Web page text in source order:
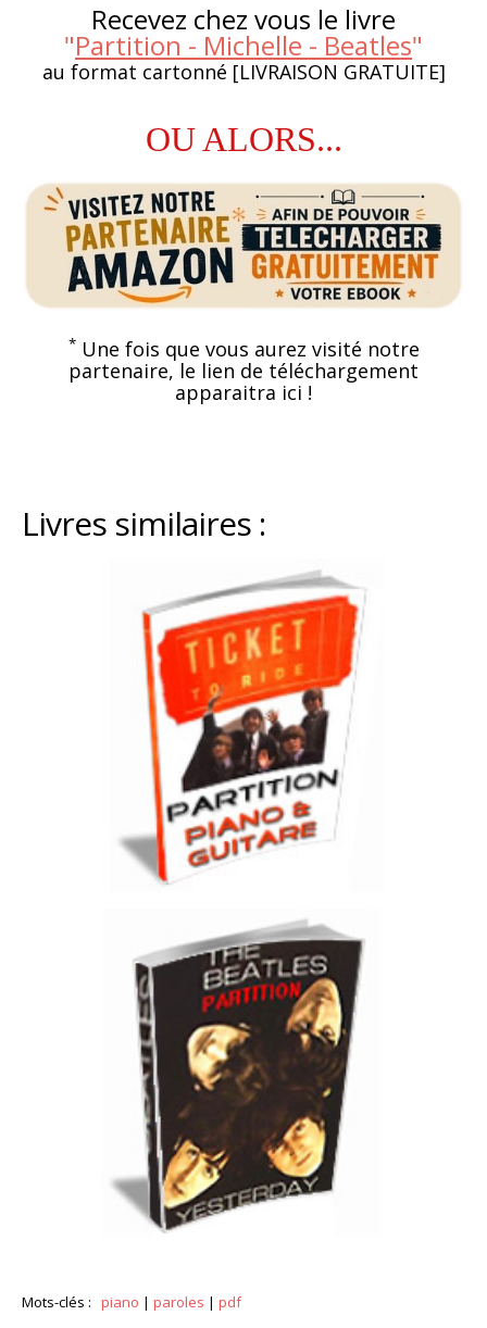
Recevez chez vous le livre
"Partition - Michelle - Beatles"
au format cartonné [LIVRAISON GRATUITE]
OU ALORS...
*Une fois que vous aurez visité notre
partenaire, le lien de téléchargement
apparaitra ici !
Livres similaires :
Mots-clés : piano | paroles | pdf